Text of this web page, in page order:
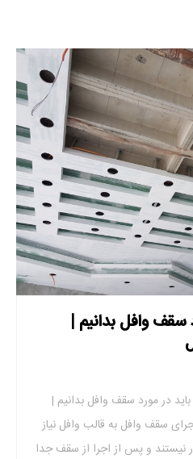
سقف وافل بدانیم |
در مورد سقف وافل بدانیم |
سقف وافل به قالب وافل نیاز
نیستند و پس از اجرا از سقف جدا